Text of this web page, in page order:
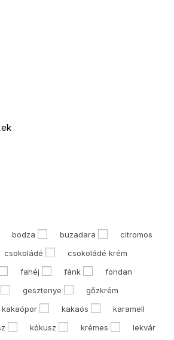
bodza buzadara
citromos
csokoládé
csokoládé krém
fahéj fánk
fondan
gesztenye
gőzkrém
kakaópor kakaós
karamell
kókusz krémes
lekvár